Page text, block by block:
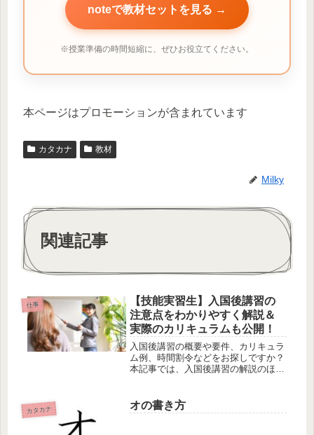
noteで教材セットを見る →
※授業準備の時間短縮に、ぜひお役立てください。
本ページはプロモーションが含まれています
カタカナ 教材
Milky
関連記事
仕事
【技能実習生】入国後講習の
注意点をわかりやすく解説＆
実際のカリキュラムも公開！
入国後講習の概要や要件、カリキュラ
ム例、時間割令などをお探しですか？
本記事では、入国後講習の解説のほ
しております！カリキュラム作成中の
方の参考になれば幸いです。
カタカナ オの書き方